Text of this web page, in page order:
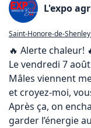
L'expo
Saint-Honore-de-Shenley
🔥 Alerte chaleur!
Le vendredi 7
Mâles viennent
et croyez-moi,
Après ça, on
garder l’énergie